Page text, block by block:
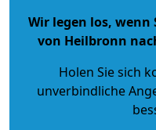
Wir legen los, wenn
von Heilbronn
Holen Sie sich
unverbindliche